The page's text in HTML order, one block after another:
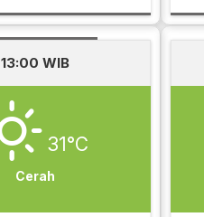
13:00 WIB
31°C
Cerah